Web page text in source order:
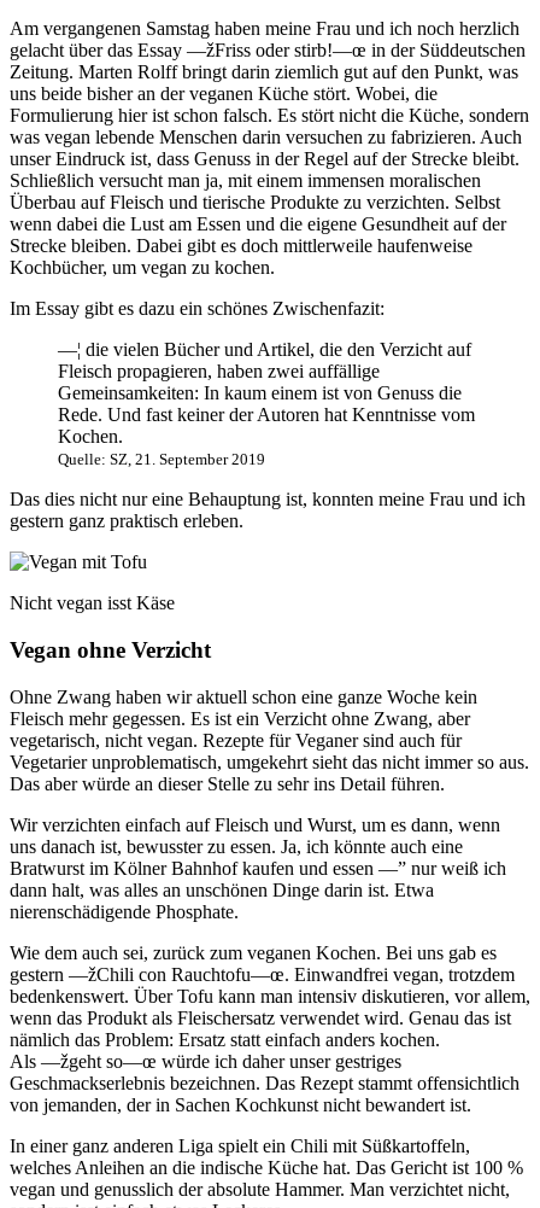
Am vergangenen Samstag haben meine Frau und ich noch herzlich
gelacht über das Essay —žFriss oder stirb!—œ in der Süddeutschen
Zeitung. Marten Rolff bringt darin ziemlich gut auf den Punkt, was
uns beide bisher an der veganen Küche stört. Wobei, die
Formulierung hier ist schon falsch. Es stört nicht die Küche, sondern
was vegan lebende Menschen darin versuchen zu fabrizieren. Auch
unser Eindruck ist, dass Genuss in der Regel auf der Strecke bleibt.
Schließlich versucht man ja, mit einem immensen moralischen
Überbau auf Fleisch und tierische Produkte zu verzichten. Selbst
wenn dabei die Lust am Essen und die eigene Gesundheit auf der
Strecke bleiben. Dabei gibt es doch mittlerweile haufenweise
Kochbücher, um vegan zu kochen.
Im Essay gibt es dazu ein schönes Zwischenfazit:
—¦ die vielen Bücher und Artikel, die den Verzicht auf
Fleisch propagieren, haben zwei auffällige
Gemeinsamkeiten: In kaum einem ist von Genuss die
Rede. Und fast keiner der Autoren hat Kenntnisse vom
Kochen.
Quelle: SZ, 21. September 2019
Das dies nicht nur eine Behauptung ist, konnten meine Frau und ich
gestern ganz praktisch erleben.
Nicht vegan isst Käse
Vegan ohne Verzicht
Ohne Zwang haben wir aktuell schon eine ganze Woche kein
Fleisch mehr gegessen. Es ist ein Verzicht ohne Zwang, aber
vegetarisch, nicht vegan. Rezepte für Veganer sind auch für
Vegetarier unproblematisch, umgekehrt sieht das nicht immer so aus.
Das aber würde an dieser Stelle zu sehr ins Detail führen.
Wir verzichten einfach auf Fleisch und Wurst, um es dann, wenn
uns danach ist, bewusster zu essen. Ja, ich könnte auch eine
Bratwurst im Kölner Bahnhof kaufen und essen —” nur weiß ich
dann halt, was alles an unschönen Dinge darin ist. Etwa
nierenschädigende Phosphate.
Wie dem auch sei, zurück zum veganen Kochen. Bei uns gab es
gestern —žChili con Rauchtofu—œ. Einwandfrei vegan, trotzdem
bedenkenswert. Über Tofu kann man intensiv diskutieren, vor allem,
wenn das Produkt als Fleischersatz verwendet wird. Genau das ist
nämlich das Problem: Ersatz statt einfach anders kochen.
Als —žgeht so—œ würde ich daher unser gestriges
Geschmackserlebnis bezeichnen. Das Rezept stammt offensichtlich
von jemanden, der in Sachen Kochkunst nicht bewandert ist.
In einer ganz anderen Liga spielt ein Chili mit Süßkartoffeln,
welches Anleihen an die indische Küche hat. Das Gericht ist 100 %
vegan und genusslich der absolute Hammer. Man verzichtet nicht,